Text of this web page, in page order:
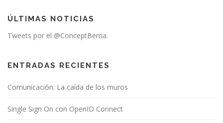
ÚLTIMAS NOTICIAS
Tweets por el @ConceptBerria.
ENTRADAS RECIENTES
Comunicación: La caída de los muros
Single Sign On con OpenID Connect